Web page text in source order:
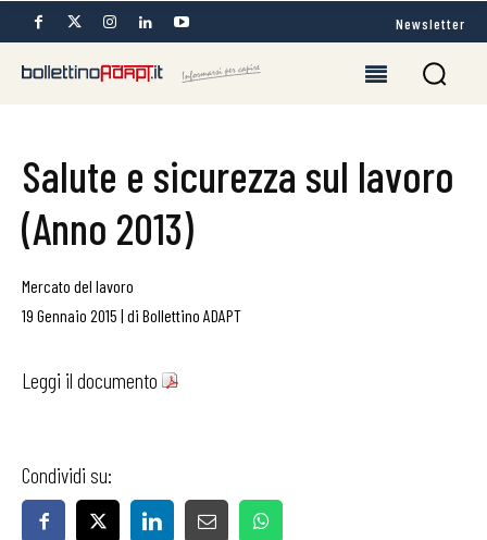
Newsletter
Salute e sicurezza sul lavoro
(Anno 2013)
Mercato del lavoro
19 Gennaio 2015 | di Bollettino ADAPT
Leggi il documento
Condividi su: